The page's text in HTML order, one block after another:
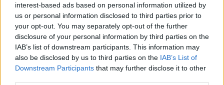
interest-based ads based on personal information utilized by
us or personal information disclosed to third parties prior to
your opt-out. You may separately opt-out of the further
disclosure of your personal information by third parties on the
IAB’s list of downstream participants. This information may
also be disclosed by us to third parties on the IAB’s List of
Downstream Participants that may further disclose it to other
AND MORE